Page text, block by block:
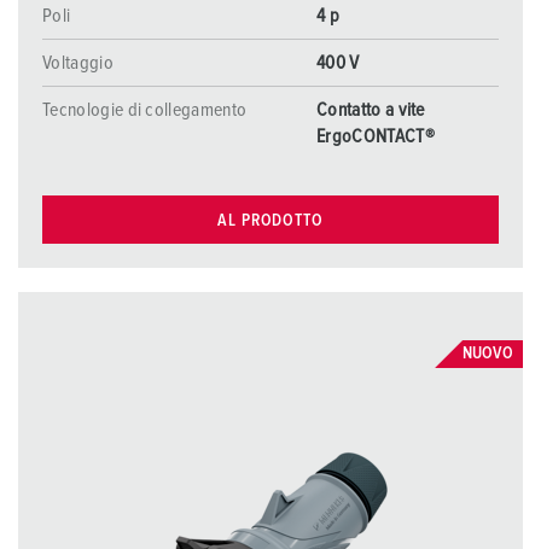
Poli 4 p
Voltaggio 400 V
Tecnologie di collegamento
Contatto a vite
ErgoCONTACT®
AL PRODOTTO
NUOVO